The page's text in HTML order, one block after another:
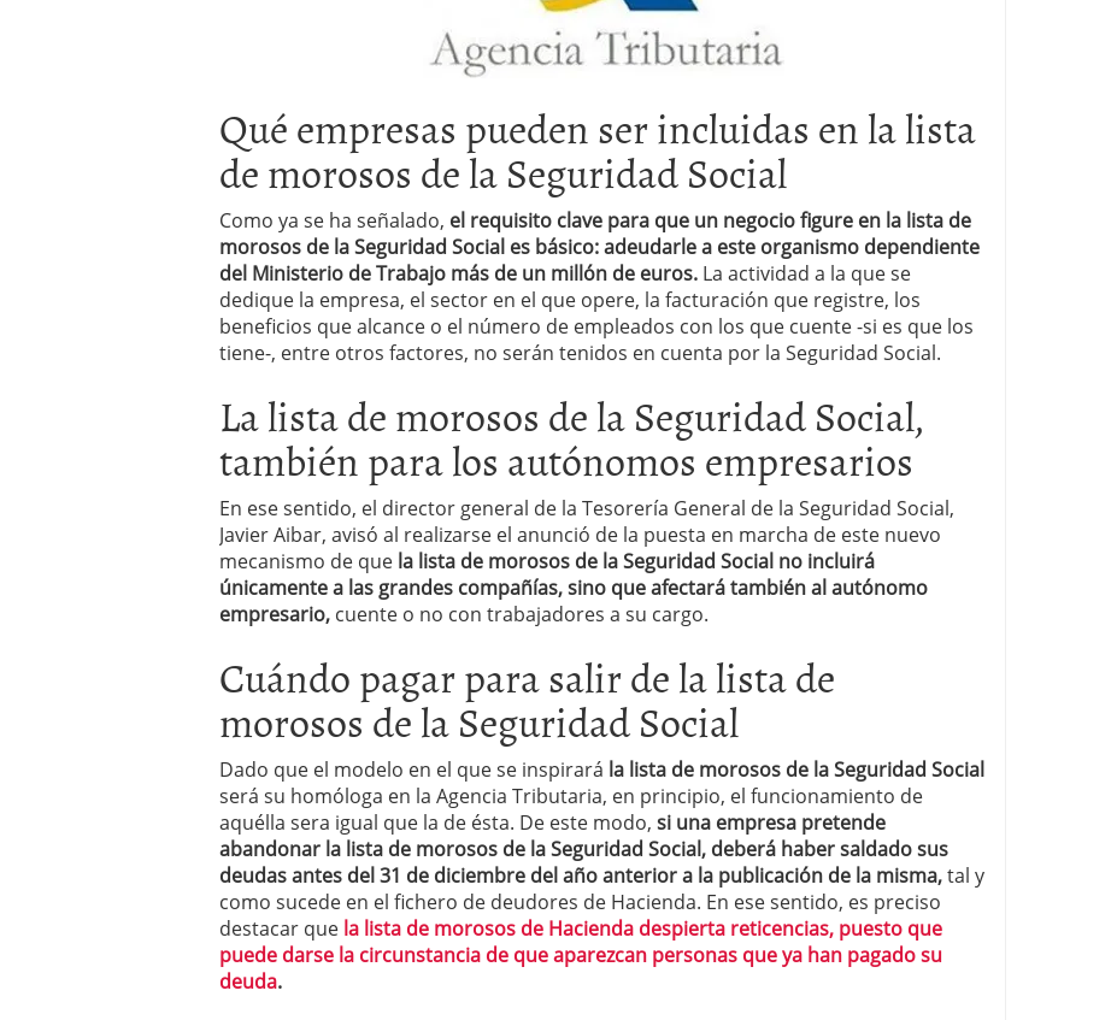
Qué empresas pueden ser incluidas en la lista
de morosos de la Seguridad Social
Como ya se ha señalado, el requisito clave para que un negocio figure en la lista de
morosos de la Seguridad Social es básico: adeudarle a este organismo dependiente
del Ministerio de Trabajo más de un millón de euros. La actividad a la que se
dedique la empresa, el sector en el que opere, la facturación que registre, los
beneficios que alcance o el número de empleados con los que cuente -si es que los
tiene-, entre otros factores, no serán tenidos en cuenta por la Seguridad Social.
La lista de morosos de la Seguridad Social,
también para los autónomos empresarios
En ese sentido, el director general de la Tesorería General de la Seguridad Social,
Javier Aibar, avisó al realizarse el anunció de la puesta en marcha de este nuevo
mecanismo de que la lista de morosos de la Seguridad Social no incluirá
únicamente a las grandes compañías, sino que afectará también al autónomo
empresario, cuente o no con trabajadores a su cargo.
Cuándo pagar para salir de la lista de
morosos de la Seguridad Social
Dado que el modelo en el que se inspirará la lista de morosos de la Seguridad Social
será su homóloga en la Agencia Tributaria, en principio, el funcionamiento de
aquélla sera igual que la de ésta. De este modo, si una empresa pretende
abandonar la lista de morosos de la Seguridad Social, deberá haber saldado sus
deudas antes del 31 de diciembre del año anterior a la publicación de la misma,tal y
como sucede en el fichero de deudores de Hacienda. En ese sentido, es preciso
destacar que la lista de morosos de Hacienda despierta reticencias, puesto que
puede darse la circunstancia de que aparezcan personas que ya han pagado su
deuda.